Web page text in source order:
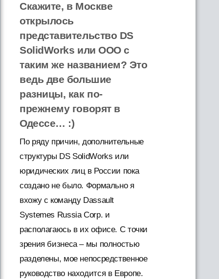
Скажите, в Москве
открылось
представительство DS
SolidWorks или ООО с
таким же названием? Это
ведь две большие
разницы, как по-
прежнему говорят в
Одессе… :)
По ряду причин, дополнительные
структуры DS SolidWorks или
юридических лиц в России пока
создано не было. Формально я
вхожу с команду Dassault
Systemes Russia Corp. и
располагаюсь в их офисе. С точки
зрения бизнеса – мы полностью
разделены, мое непосредственное
руководство находится в Европе.